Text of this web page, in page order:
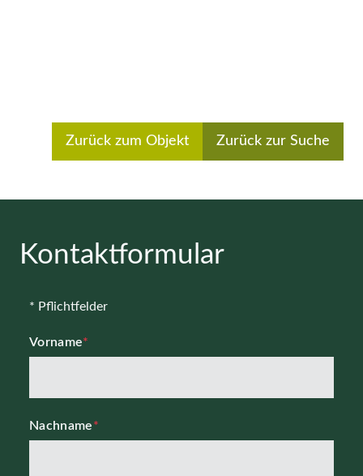
Zurück zum Objekt Zurück zur Suche
Kontaktformular
* Pflichtfelder
Vorname*
Nachname*